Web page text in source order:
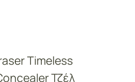
Timeless
Τζέλ